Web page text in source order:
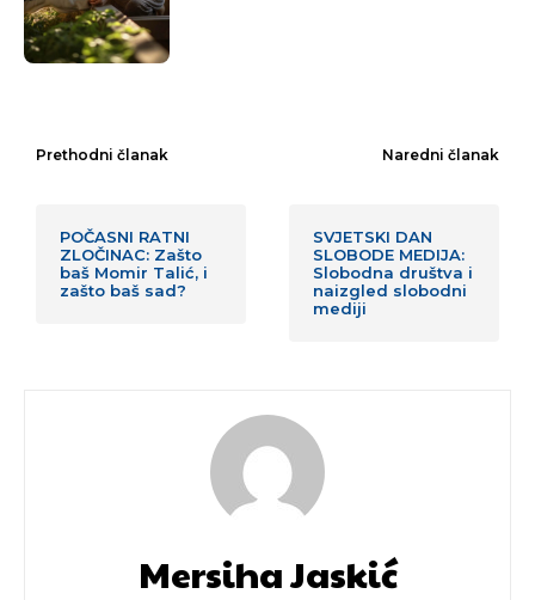
Prethodni članak
POČASNI RATNI
ZLOČINAC: Zašto
baš Momir Talić, i
zašto baš sad?
Naredni članak
SVJETSKI DAN
SLOBODE MEDIJA:
Slobodna društva i
naizgled slobodni
mediji
Mersiha Jaskić